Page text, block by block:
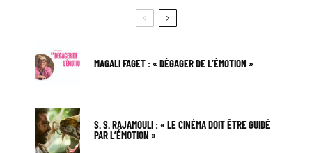
MAGALI FAGET : « DÉGAGER DE L’ÉMOTION »
S. S. RAJAMOULI : « LE CINÉMA DOIT ÊTRE GUIDÉ
PAR L’ÉMOTION »